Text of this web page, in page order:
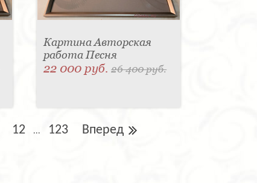
Картина Авторская
работа Песня
22 000 руб.26 400 руб.
12 ... 123 Вперед